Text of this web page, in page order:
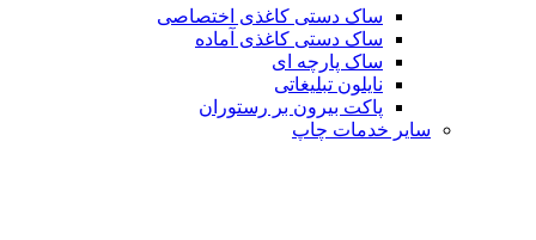
ساک دستی کاغذی اختصاصی
ساک دستی کاغذی آماده
ساک پارچه ای
نایلون تبلیغاتی
پاکت بیرون بر رستوران
سایر خدمات چاپ